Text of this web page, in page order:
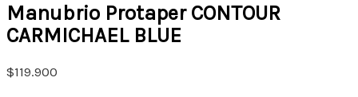
Manubrio Protaper CONTOUR
CARMICHAEL BLUE
$119.900